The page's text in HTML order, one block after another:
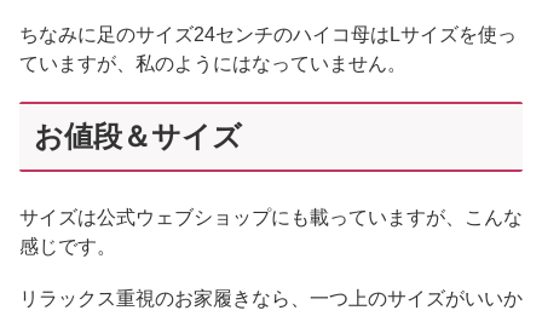
ちなみに足のサイズ24センチのハイコ母はLサイズを使っ
ていますが、私のようにはなっていません。
お値段＆サイズ
サイズは公式ウェブショップにも載っていますが、こんな
感じです。
リラックス重視のお家履きなら、一つ上のサイズがいいか